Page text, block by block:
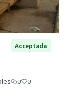
Acceptada
0 0